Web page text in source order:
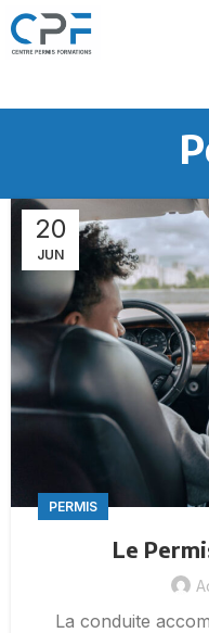
20
JUN
PERMIS
Le
La conduite